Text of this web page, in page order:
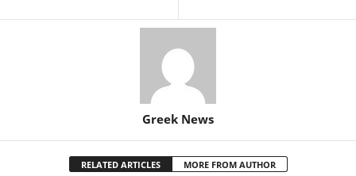
Greek News
RELATED ARTICLES MORE FROM AUTHOR